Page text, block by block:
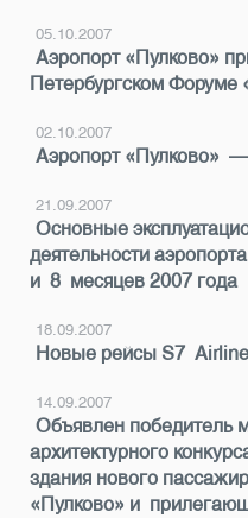
05.10.2007
Аэропорт «Пулково»
Петербургском
02.10.2007
Аэропорт «Пулково» —
21.09.2007
Основные
деятельности
и 8 месяцев 2007 года
18.09.2007
Новые рейсы S7
14.09.2007
Объявлен победитель
архитектурного
здания нового
«Пулково» и